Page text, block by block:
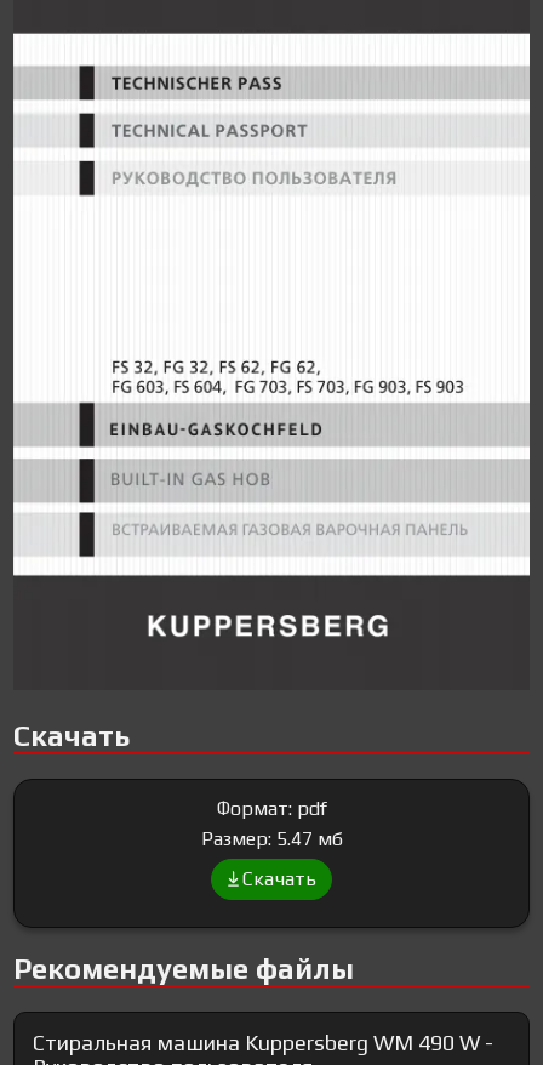
Скачать
Формат: pdf
Размер: 5.47 мб
Скачать
Рекомендуемые файлы
Стиральная машина Kuppersberg WM 490 W -